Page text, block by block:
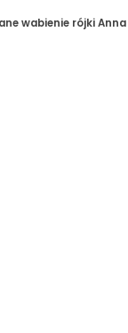
wabienie rójkiAnna